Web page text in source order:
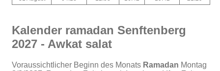
Kalender ramadan Senftenberg
2027 - Awkat salat
Voraussichtlicher Beginn des Monats Ramadan Montag